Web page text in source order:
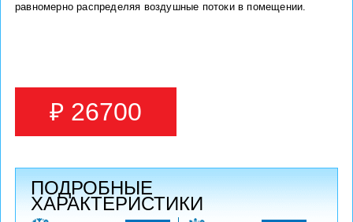
равномерно распределяя воздушные потоки в помещении.
₽ 26700
ПОДРОБНЫЕ
ХАРАКТЕРИСТИКИ